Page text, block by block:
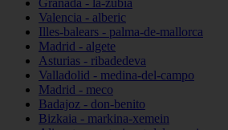
Granada - la-zubia
Valencia - alberic
Illes-balears - palma-de-mallorca
Madrid - algete
Asturias - ribadedeva
Valladolid - medina-del-campo
Madrid - meco
Badajoz - don-benito
Bizkaia - markina-xemein